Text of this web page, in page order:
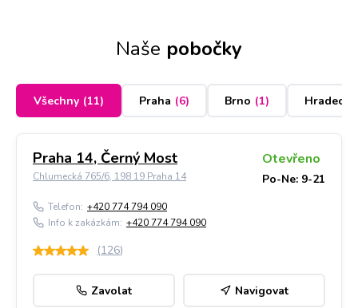
Naše pobočky
Všechny (11) Praha (6) Brno (1) Hradec
Praha 14, Černý Most
Chlumecká 765/6, 198 19 Praha 14
Otevřeno
Po-Ne: 9-21
Telefon: +420 774 794 090
Info k zakázkám: +420 774 794 090
(126)
Zavolat Navigovat